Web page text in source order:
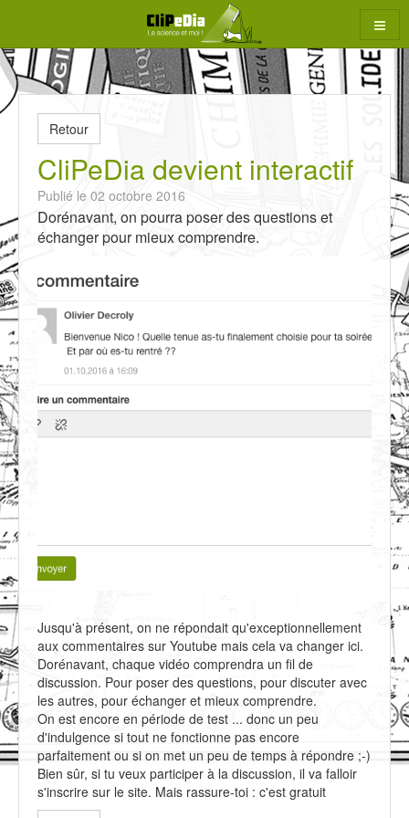
contenu
Retour
CliPeDia devient interactif
Publié le 02 octobre 2016
Dorénavant, on pourra poser des questions et
échanger pour mieux comprendre.
Jusqu'à présent, on ne répondait qu'exceptionnellement
aux commentaires sur Youtube mais cela va changer ici.
Dorénavant, chaque vidéo comprendra un fil de
discussion. Pour poser des questions, pour discuter avec
les autres, pour échanger et mieux comprendre.
On est encore en période de test ... donc un peu
d'indulgence si tout ne fonctionne pas encore
parfaitement ou si on met un peu de temps à répondre ;-)
Bien sûr, si tu veux participer à la discussion, il va falloir
s'inscrire sur le site. Mais rassure-toi : c'est gratuit